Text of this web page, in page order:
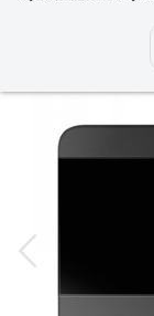
Azonosító: